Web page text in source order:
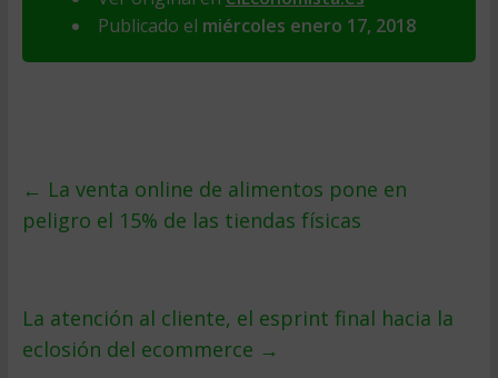
Publicado el miércoles enero 17, 2018
← La venta online de alimentos pone en
peligro el 15% de las tiendas físicas
La atención al cliente, el esprint final hacia la
eclosión del ecommerce →